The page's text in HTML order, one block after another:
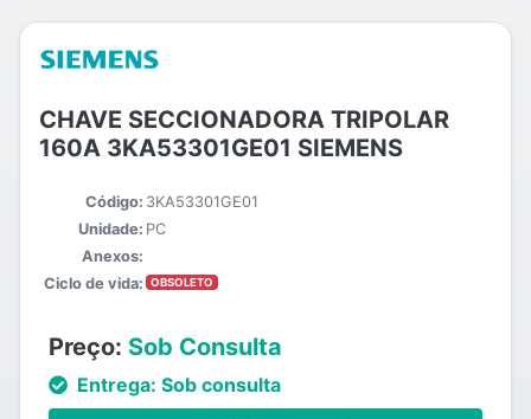
CHAVE SECCIONADORA TRIPOLAR
160A 3KA53301GE01 SIEMENS
Código: 3KA53301GE01
Unidade: PC
Anexos:
Ciclo de vida:
OBSOLETO
Preço: Sob Consulta
Entrega: Sob consulta